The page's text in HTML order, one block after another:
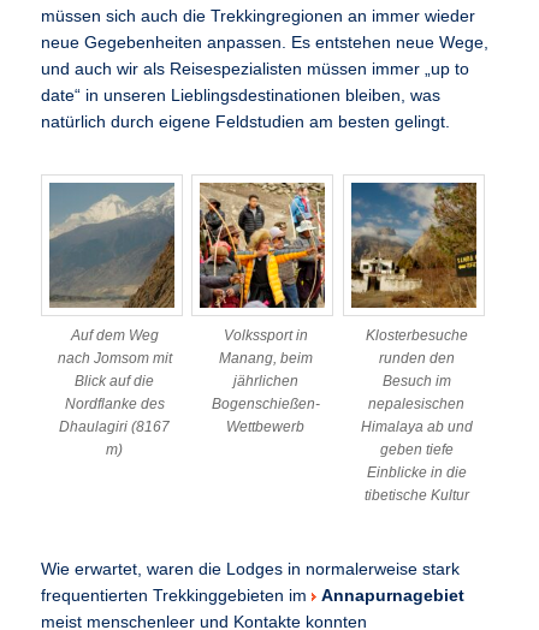
müssen sich auch die Trekkingregionen an immer wieder
neue Gegebenheiten anpassen. Es entstehen neue Wege,
und auch wir als Reisespezialisten müssen immer „up to
date“ in unseren Lieblingsdestinationen bleiben, was
natürlich durch eigene Feldstudien am besten gelingt.
Auf dem Weg
nach Jomsom mit
Blick auf die
Nordflanke des
Dhaulagiri (8167
m)
Volkssport in
Manang, beim
jährlichen
Bogenschießen-
Wettbewerb
Klosterbesuche
runden den
Besuch im
nepalesischen
Himalaya ab und
geben tiefe
Einblicke in die
tibetische Kultur
Wie erwartet, waren die Lodges in normalerweise stark
frequentierten Trekkinggebieten im Annapurnagebiet
meist menschenleer und Kontakte konnten